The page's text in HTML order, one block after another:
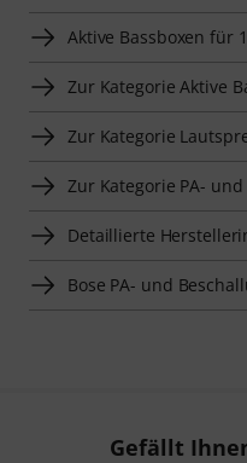
Aktive Bassboxen für
Zur Kategorie Aktive
Zur Kategorie
Zur Kategorie PA-
Detaillierte
Bose PA- und
Gefällt